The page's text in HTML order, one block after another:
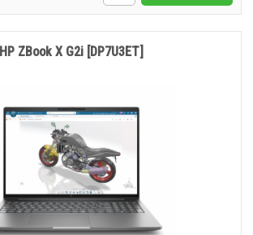
HP ZBook X G2i [DP7U3ET]